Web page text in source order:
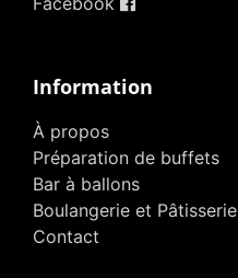
Information
À propos
Préparation de buffets
Bar à ballons
Boulangerie et Pâtisserie
Contact